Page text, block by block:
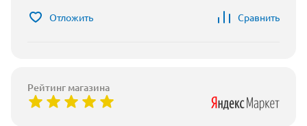
Отложить Сравнить
Рейтинг магазина